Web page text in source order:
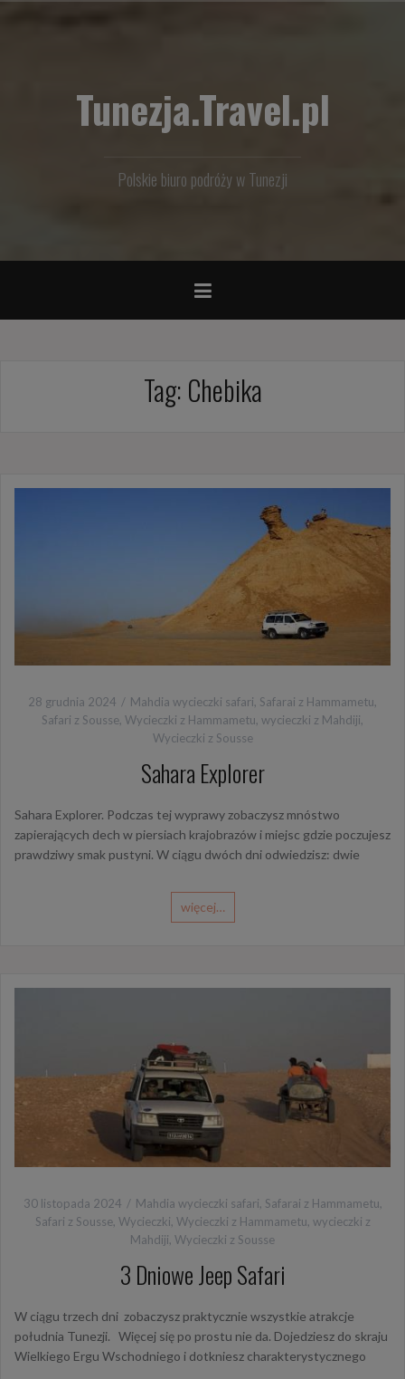
Tunezja.Travel.pl
Polskie biuro podróży w Tunezji
Tag: Chebika
28 grudnia 2024 Mahdia wycieczki safari, Safarai z Hammametu,
Safari z Sousse, Wycieczki z Hammametu, wycieczki z Mahdiji,
Wycieczki z Sousse
Sahara Explorer
Sahara Explorer. Podczas tej wyprawy zobaczysz mnóstwo
zapierających dech w piersiach krajobrazów i miejsc gdzie poczujesz
prawdziwy smak pustyni. W ciągu dwóch dni odwiedzisz: dwie
więcej…
30 listopada 2024 Mahdia wycieczki safari, Safarai z Hammametu,
Safari z Sousse, Wycieczki, Wycieczki z Hammametu, wycieczki z
Mahdiji, Wycieczki z Sousse
3 Dniowe Jeep Safari
W ciągu trzech dni zobaczysz praktycznie wszystkie atrakcje
południa Tunezji. Więcej się po prostu nie da. Dojedziesz do skraju
Wielkiego Ergu Wschodniego i dotkniesz charakterystycznego